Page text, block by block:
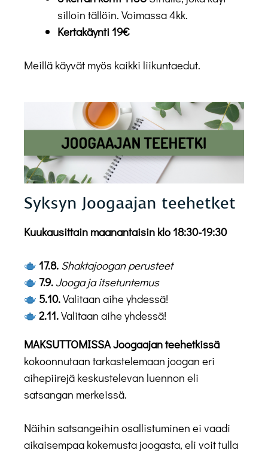
silloin tällöin. Voimassa 4kk.
Kertakäynti 19€
Meillä käyvät myös kaikki liikuntaedut.
Syksyn Joogaajan teehetket
Kuukausittain maanantaisin klo 18:30-19:30
17.8. Shaktajoogan perusteet
7.9. Jooga ja itsetuntemus
5.10.Valitaan aihe yhdessä!
2.11.Valitaan aihe yhdessä!
MAKSUTTOMISSA Joogaajan teehetkissä
kokoonnutaan tarkastelemaan joogan eri
aihepiirejä keskustelevan luennon eli
satsangan merkeissä.
Näihin satsangeihin osallistuminen ei vaadi
aikaisempaa kokemusta joogasta, eli voit tulla